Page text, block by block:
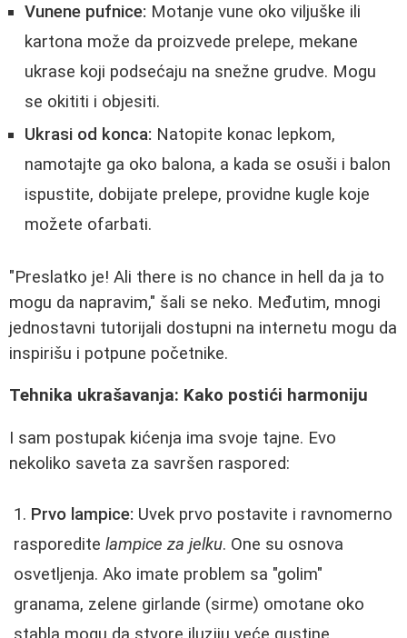
Vunene pufnice: Motanje vune oko viljuške ili
kartona može da proizvede prelepe, mekane
ukrase koji podsećaju na snežne grudve. Mogu
se okititi i objesiti.
Ukrasi od konca: Natopite konac lepkom,
namotajte ga oko balona, a kada se osuši i balon
ispustite, dobijate prelepe, providne kugle koje
možete ofarbati.
"Preslatko je! Ali there is no chance in hell da ja to
mogu da napravim," šali se neko. Međutim, mnogi
jednostavni tutorijali dostupni na internetu mogu da
inspirišu i potpune početnike.
Tehnika ukrašavanja: Kako postići harmoniju
I sam postupak kićenja ima svoje tajne. Evo
nekoliko saveta za savršen raspored:
Prvo lampice: Uvek prvo postavite i ravnomerno
rasporedite lampice za jelku. One su osnova
osvetljenja. Ako imate problem sa "golim"
granama, zelene girlande (sirme) omotane oko